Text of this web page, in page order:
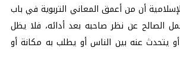
أن من أعمق المعاني التربوية في باب
الصالح عن نظر صاحبه بعد أدائه، فلا يظل
عنه بين الناس أو يطلب به مكانة أو